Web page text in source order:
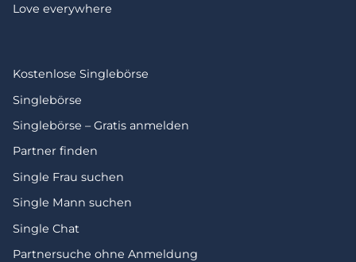
Love everywhere
Kostenlose Singlebörse
Singlebörse
Singlebörse – Gratis anmelden
Partner finden
Single Frau suchen
Single Mann suchen
Single Chat
Partnersuche ohne Anmeldung